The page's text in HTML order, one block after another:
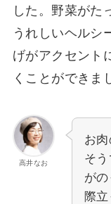
した。野菜がた
うれしいヘルシ
げがアクセント
くことができま
高井なお
お
そ
が
際